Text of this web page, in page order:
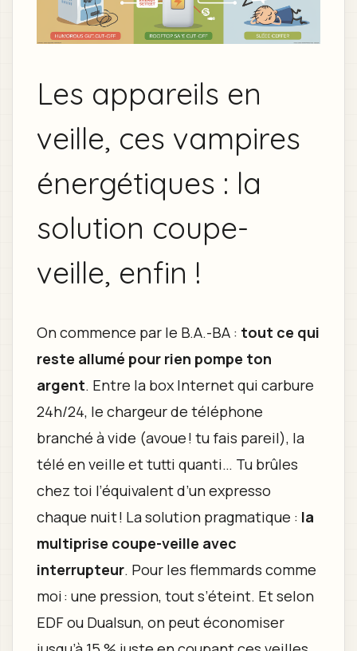
Les appareils en
veille, ces vampires
énergétiques : la
solution coupe-
veille, enfin !
On commence par le B.A.-BA : tout ce qui
reste allumé pour rien pompe ton
argent. Entre la box Internet qui carbure
24h/24, le chargeur de téléphone
branché à vide (avoue ! tu fais pareil), la
télé en veille et tutti quanti… Tu brûles
chez toi l’équivalent d’un expresso
chaque nuit ! La solution pragmatique : la
multiprise coupe-veille avec
interrupteur. Pour les flemmards comme
moi : une pression, tout s’éteint. Et selon
EDF ou Dualsun, on peut économiser